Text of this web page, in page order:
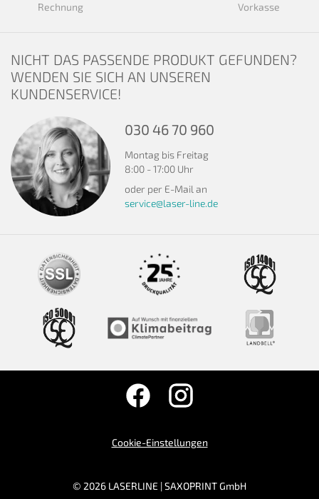
Rechnung Vorkasse
NICHT DAS PASSENDE PRODUKT GEFUNDEN?
WENDEN SIE SICH AN UNSEREN
KUNDENSERVICE!
030 46 70 960
Montag bis Freitag
8:00 - 17:00 Uhr
oder per E-Mail an
service@laser-line.de
© 2026 LASERLINE | SAXOPRINT GmbH
Cookie-Einstellungen